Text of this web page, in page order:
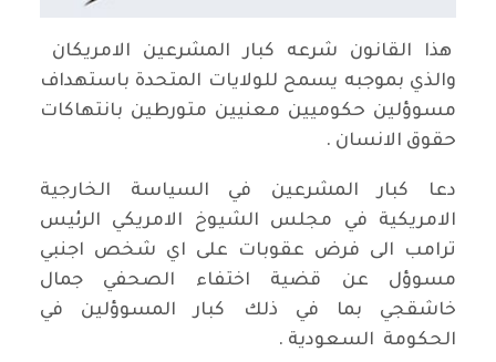
هذا القانون شرعه كبار المشرعين الامريكان
والذي بموجبه يسمح للولايات المتحدة باستهداف
مسوؤلين حكوميين معنيين متورطين بانتهاكات
حقوق الانسان .
دعا كبار المشرعين في السياسة الخارجية
الامريكية في مجلس الشيوخ الامريكي الرئيس
ترامب الى فرض عقوبات على اي شخص اجنبي
مسوؤل عن قضية اختفاء الصحفي جمال
خاشقجي بما في ذلك كبار المسوؤلين في
الحكومة السعودية .